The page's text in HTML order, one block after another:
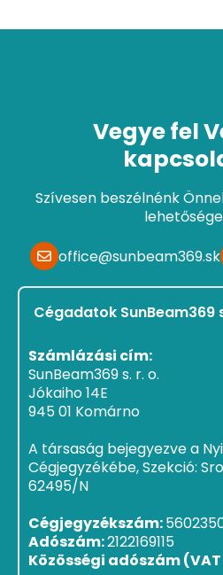
Vegye fel
Szívesen beszélnénk
office@sunbeam369.sk
Cégadatok SunBeam369
Számlázási cím:
SunBeam369 s. r. o.
Jókaiho 14E
945 01 Komárno
A társaság bejegyezve a
Cégjegyzékébe, Szekció:
62495/N
Cégjegyzékszám:
Adószám:2122169115
Közösségi adószám (VAT